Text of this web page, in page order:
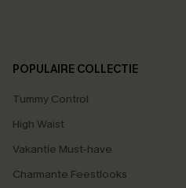
POPULAIRE COLLECTIE
Tummy Control
High Waist
Vakantie Must-have
Charmante Feestlooks